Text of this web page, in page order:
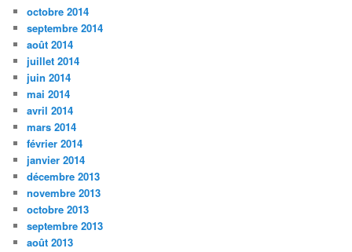
octobre 2014
septembre 2014
août 2014
juillet 2014
juin 2014
mai 2014
avril 2014
mars 2014
février 2014
janvier 2014
décembre 2013
novembre 2013
octobre 2013
septembre 2013
août 2013